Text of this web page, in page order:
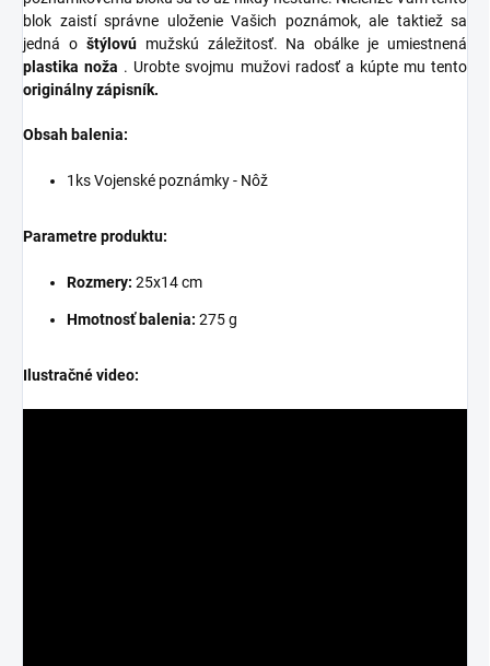
blok zaistí správne uloženie Vašich poznámok, ale taktiež sa
jedná o štýlovúmužskú záležitosť. Na obálke je umiestnená
plastika noža . Urobte svojmu mužovi radosť a kúpte mu tento
originálny zápisník.
Obsah balenia:
1ks Vojenské poznámky - Nôž
Parametre produktu:
Rozmery: 25x14 cm
Hmotnosť balenia: 275 g
Ilustračné video: